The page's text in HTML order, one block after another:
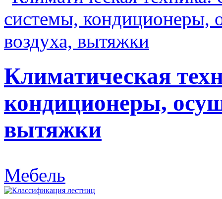
Климатическая
кондиционеры,
вытяжки
Мебель